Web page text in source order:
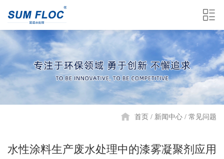
首页 新闻中心 常见问题
水性涂料生产废水处理中的漆雾凝聚剂应用